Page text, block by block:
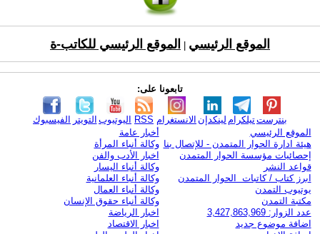
الموقع الرئيسي الموقع الرئيسي للكاتب-ة
تابعونا على:
الفيسبوك التويتر اليوتيوب RSS الانستغرام لينكدإن تيلكرامبنترست
الموقع الرئيسي
هيئة ادارة الحوار المتمدن - للإتصال بنا
إحصائيات مؤسسة الحوار المتمدن
قواعد النشر
ابرز كتاب / كاتبات الحوار المتمدن
يوتيوب التمدن
مكتبة التمدن
عدد الزوار: 3,427,863,969
اضافة موضوع جديد
أخبار عامة
وكالة أنباء المرأة
اخبار الأدب والفن
وكالة أنباء اليسار
وكالة أنباء العلمانية
وكالة أنباء العمال
وكالة أنباء حقوق الإنسان
اخبار الرياضة
اخبار الاقتصاد